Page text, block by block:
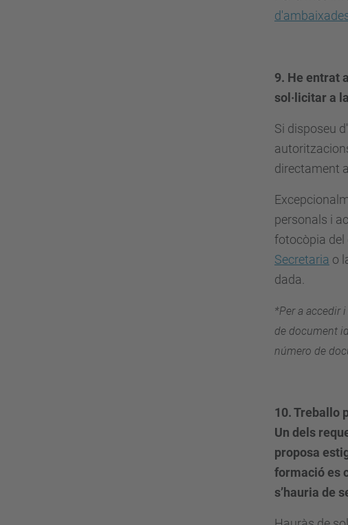
9. He entrat
sol·licitar a
Si disposeu
directament
personals i
fotocòpia del
Secretaria o
dada.
*Per a accedir
de document
número de
10. Treballo
Un dels
proposa
formació es
s’hauria de